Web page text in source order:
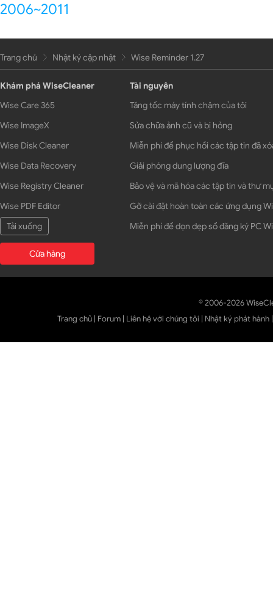
2006~2011
Trang chủ Nhật ký cập nhật Wise Reminder 1.27
Khám phá WiseCleaner
Wise Care 365
Wise ImageX
Wise Disk Cleaner
Wise Data Recovery
Wise Registry Cleaner
Wise PDF Editor
Tải xuống
Cửa hàng
Tài nguyên
Tăng tốc máy tính chậm của tôi
Sửa chữa ảnh cũ và bị hỏng
Miễn phí để phục hồi các tập tin đã
Giải phóng dung lượng đĩa
Bảo vệ và mã hóa các tập tin và thư
Gỡ cài đặt hoàn toàn các ứng dụng
Miễn phí để dọn dẹp sổ đăng ký PC
© 2006-2026
Trang chủ | Forum | Liên hệ với chúng tôi | Nhật ký phát hành